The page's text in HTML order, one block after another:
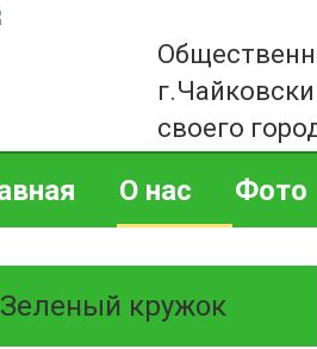
своего
О нас Фото
Зеленый кружок